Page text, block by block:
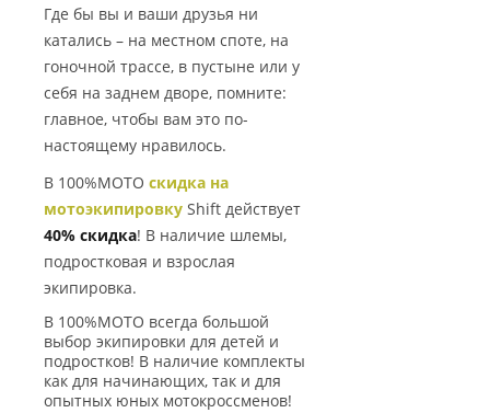
Где бы вы и ваши друзья ни
катались – на местном споте, на
гоночной трассе, в пустыне или у
себя на заднем дворе, помните:
главное, чтобы вам это по-
настоящему нравилось.
В 100%МОТО скидка на
мотоэкипировку Shift действует
40% скидка! В наличие шлемы,
подростковая и взрослая
экипировка.
В 100%МОТО всегда большой
выбор экипировки для детей и
подростков! В наличие комплекты
как для начинающих, так и для
опытных юных мотокроссменов!